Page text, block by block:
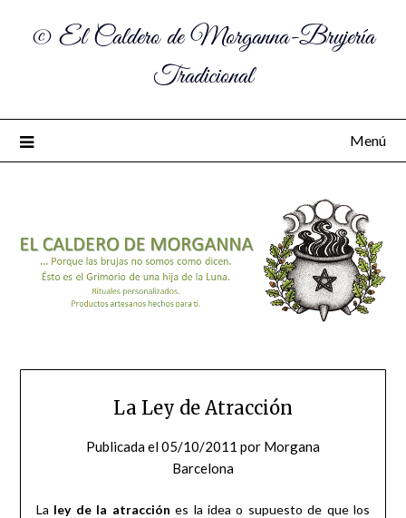
© El Caldero de Morganna-Brujería
Tradicional
Menú
La Ley de Atracción
Publicada el05/10/2011 por Morgana
Barcelona
La ley de la atracción es la idea o supuesto de que los